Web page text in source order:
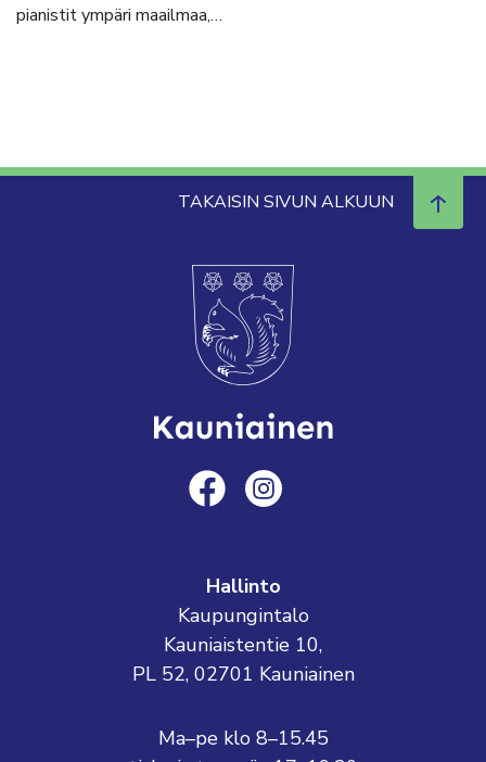
pianistit ympäri maailmaa,…
TAKAISIN SIVUN ALKUUN
Hallinto
Kaupungintalo
Kauniaistentie 10,
PL 52, 02701 Kauniainen
Ma–pe klo 8–15.45